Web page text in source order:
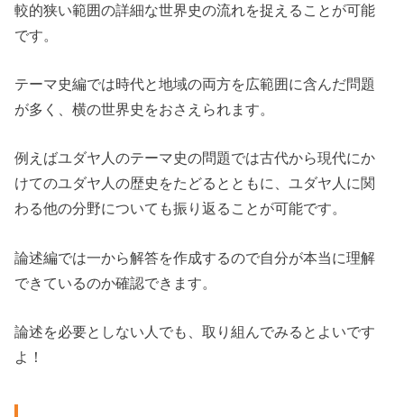
較的狭い範囲の詳細な世界史の流れを捉えることが可能
です。
テーマ史編では時代と地域の両方を広範囲に含んだ問題
が多く、横の世界史をおさえられます。
例えばユダヤ人のテーマ史の問題では古代から現代にか
けてのユダヤ人の歴史をたどるとともに、ユダヤ人に関
わる他の分野についても振り返ることが可能です。
論述編では一から解答を作成するので自分が本当に理解
できているのか確認できます。
論述を必要としない人でも、取り組んでみるとよいです
よ！